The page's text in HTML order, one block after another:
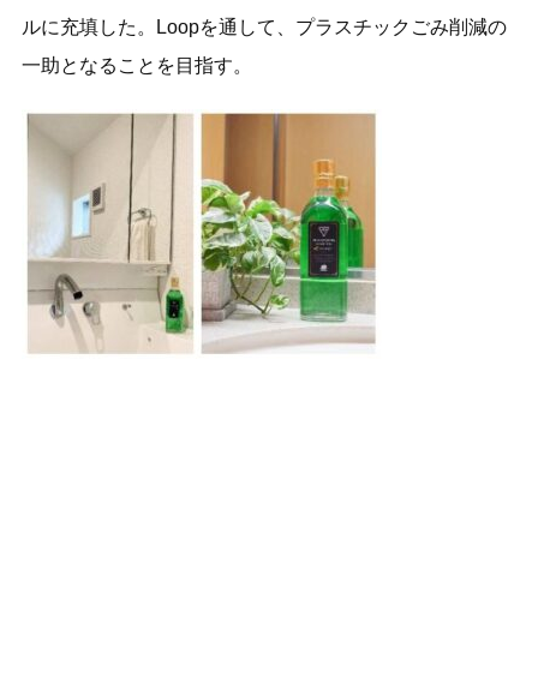
ルに充填した。Loopを通して、プラスチックごみ削減の
一助となることを目指す。